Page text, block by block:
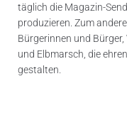
täglich die Magazin-
produzieren. Zum
Bürgerinnen und
und Elbmarsch, die
gestalten.